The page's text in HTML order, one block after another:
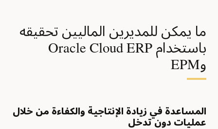
ما يمكن للمديرين الماليين تحقيقه
باستخدام Oracle Cloud ERP
وEPM
المساعدة في زيادة الإنتاجية والكفاءة من خلال
عمليات دون تدخل